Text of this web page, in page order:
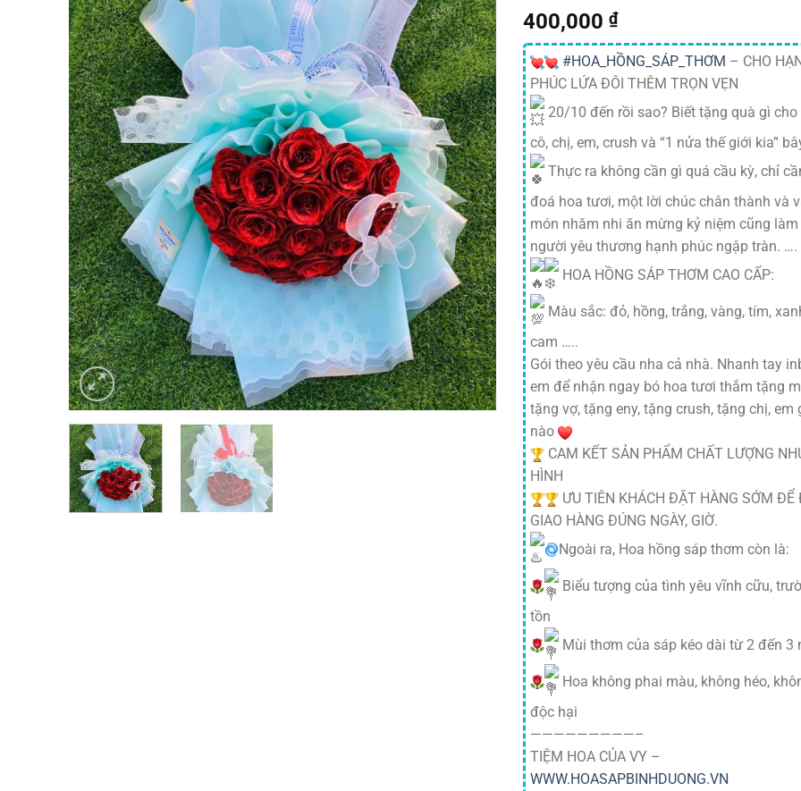
400,000₫
#HOA_HỒNG_SÁP_THƠM – CHO
PHÚC LỨA ĐÔI THÊM TRỌN VẸN
20/10 đến rồi sao? Biết tặng quà gì cho
cô, chị, em, crush và “1 nửa thế giới kia”
Thực ra không cần gì quá cầu kỳ, chỉ
đoá hoa tươi, một lời chúc chân thành và
món nhăm nhi ăn mừng kỷ niệm cũng làm
người yêu thương hạnh phúc ngập tràn. ….
HOA HỒNG SÁP THƠM CAO CẤP:
Màu sắc: đỏ, hồng, trắng, vàng, tím,
cam …..
Gói theo yêu cầu nha cả nhà. Nhanh tay
em để nhận ngay bó hoa tươi thắm tặng
tặng vợ, tặng eny, tặng crush, tặng chị, em
nào
CAM KẾT SẢN PHẨM CHẤT LƯỢNG
HÌNH
ƯU TIÊN KHÁCH ĐẶT HÀNG SỚM ĐỂ
GIAO HÀNG ĐÚNG NGÀY, GIỜ.
Ngoài ra, Hoa hồng sáp thơm còn là:
Biểu tượng của tình yêu vĩnh cữu,
tồn
Mùi thơm của sáp kéo dài từ 2 đến 3
Hoa không phai màu, không héo,
độc hại
—————————–
TIỆM HOA CỦA VY –
WWW.HOASAPBINHDUONG.VN